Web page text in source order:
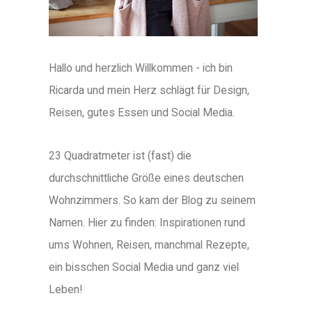
Hallo und herzlich Willkommen - ich bin
Ricarda und mein Herz schlägt für Design,
Reisen, gutes Essen und Social Media.
23 Quadratmeter ist (fast) die
durchschnittliche Größe eines deutschen
Wohnzimmers. So kam der Blog zu seinem
Namen. Hier zu finden: Inspirationen rund
ums Wohnen, Reisen, manchmal Rezepte,
ein bisschen Social Media und ganz viel
Leben!